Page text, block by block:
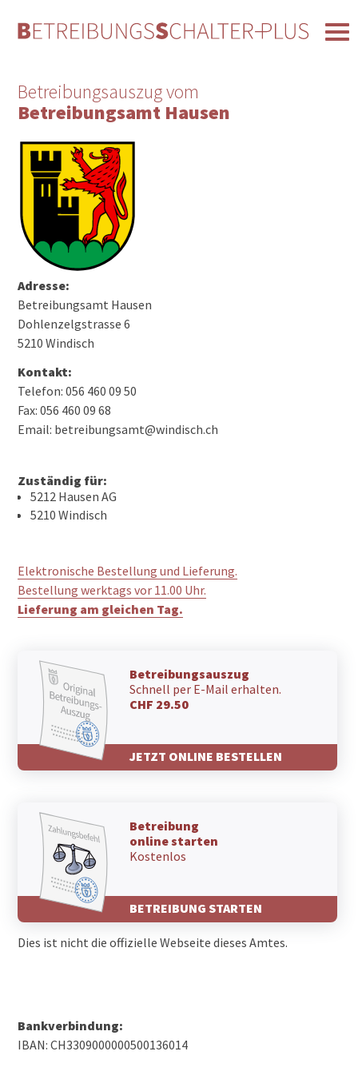
Betreibungsauszug vom
Betreibungsamt Hausen
Adresse:
Betreibungsamt Hausen
Dohlenzelgstrasse 6
5210 Windisch
Kontakt:
Telefon: 056 460 09 50
Fax: 056 460 09 68
Email: betreibungsamt@windisch.ch
Zuständig für:
5212 Hausen AG
5210 Windisch
Elektronische Bestellung und Lieferung.
Bestellung werktags vor 11.00 Uhr.
Lieferung am gleichen Tag.
Betreibungsauszug
Schnell per E-Mail erhalten.
CHF 29.50
JETZT ONLINE BESTELLEN
Betreibung
online starten
Kostenlos
BETREIBUNG STARTEN
Dies ist nicht die offizielle Webseite dieses Amtes.
Bankverbindung:
IBAN: CH3309000000500136014